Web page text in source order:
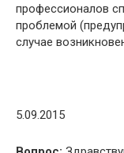
профессионалов
проблемой
случае
5.09.2015